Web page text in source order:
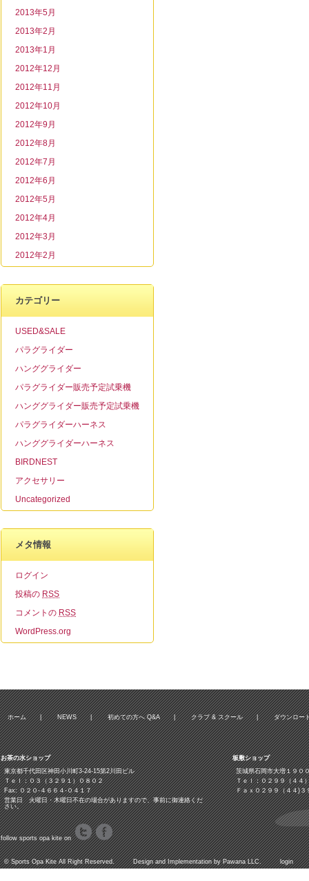
2013年5月
2013年2月
2013年1月
2012年12月
2012年11月
2012年10月
2012年9月
2012年8月
2012年7月
2012年6月
2012年5月
2012年4月
2012年3月
2012年2月
カテゴリー
USED&SALE
パラグライダー
ハンググライダー
パラグライダー販売予定試乗機
ハンググライダー販売予定試乗機
パラグライダーハーネス
ハンググライダーハーネス
BIRDNEST
アクセサリー
Uncategorized
メタ情報
ログイン
投稿の RSS
コメントの RSS
WordPress.org
ホーム | NEWS | 初めての方へ Q&A | クラブ & スクール | ダウンロー
お茶の水ショップ
東京都千代田区神田小川町3‐24‐15第2川田ビル
Ｔｅｌ：０３（３２９１）０８０２
Fax: ０２０-４６６４-０４１７
営業日 火曜日・木曜日不在の場合がありますので、事前に御連絡くだ
さい。
follow sports opa kite on
板敷ショップ
茨城県石岡市大増１９０
Ｔｅｌ：０２９９（４４
Ｆａｘ０２９９（４４)３
©Sports Opa KiteAll Right Reserved. Design and Implementation byPawana LLC. login